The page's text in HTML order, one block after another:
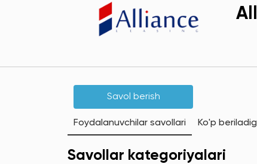
Savol berish
Foydalanuvchilar savollari Ko'p
Savollar kategoriyalari